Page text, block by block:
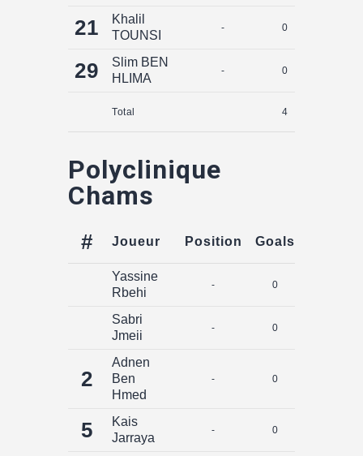
21
Khalil
TOUNSI
- 0
29
Slim BEN
HLIMA
- 0
Total 4
Polyclinique
Chams
# Joueur Position Goals
Yassine
Rbehi
- 0
Sabri
Jmeii
- 0
2
Adnen
Ben
Hmed
- 0
5
Kais
Jarraya
- 0